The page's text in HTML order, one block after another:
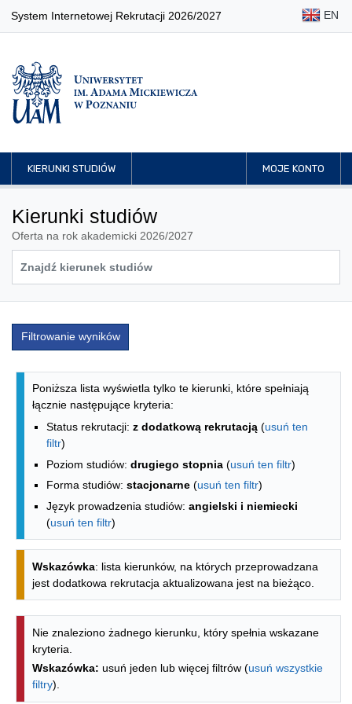
System Internetowej Rekrutacji 2026/2027 EN
KIERUNKI STUDIÓW MOJE KONTO
Kierunki studiów
Oferta na rok akademicki 2026/2027
Filtrowanie wyników
Lista kierunków - indeks alfabetyczny
Poniższa lista wyświetla tylko te kierunki, które spełniają
łącznie następujące kryteria:
Status rekrutacji: z dodatkową rekrutacją (usuń ten
filtr)
Poziom studiów: drugiego stopnia (usuń ten filtr)
Forma studiów: stacjonarne (usuń ten filtr)
Język prowadzenia studiów: angielski i niemiecki
(usuń ten filtr)
Wskazówka: lista kierunków, na których przeprowadzana
jest dodatkowa rekrutacja aktualizowana jest na bieżąco.
Nie znaleziono żadnego kierunku, który spełnia wskazane
kryteria.
Wskazówka: usuń jeden lub więcej filtrów (usuń wszystkie
filtry).